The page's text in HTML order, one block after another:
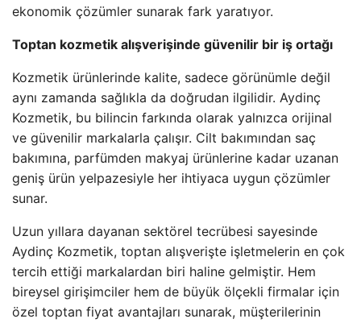
ekonomik çözümler sunarak fark yaratıyor.
Toptan kozmetik alışverişinde güvenilir bir iş ortağı
Kozmetik ürünlerinde kalite, sadece görünümle değil
aynı zamanda sağlıkla da doğrudan ilgilidir. Aydinç
Kozmetik, bu bilincin farkında olarak yalnızca orijinal
ve güvenilir markalarla çalışır. Cilt bakımından saç
bakımına, parfümden makyaj ürünlerine kadar uzanan
geniş ürün yelpazesiyle her ihtiyaca uygun çözümler
sunar.
Uzun yıllara dayanan sektörel tecrübesi sayesinde
Aydinç Kozmetik, toptan alışverişte işletmelerin en çok
tercih ettiği markalardan biri haline gelmiştir. Hem
bireysel girişimciler hem de büyük ölçekli firmalar için
özel toptan fiyat avantajları sunarak, müşterilerinin